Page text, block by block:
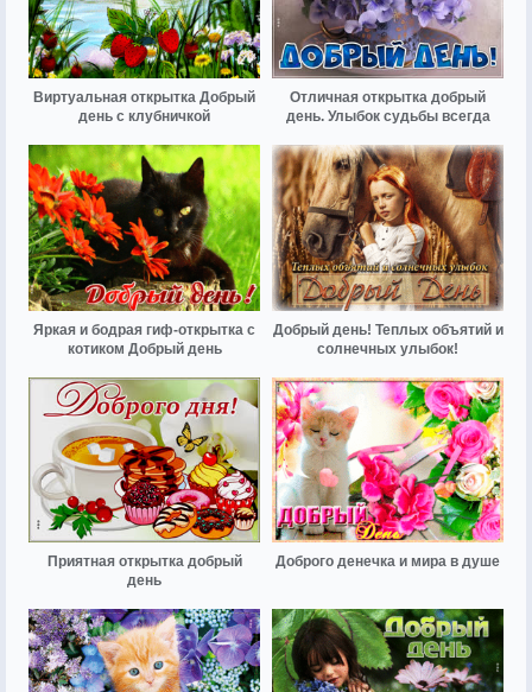
Виртуальная открытка Добрый
день с клубничкой
Отличная открытка добрый
день. Улыбок судьбы всегда
Яркая и бодрая гиф-открытка с
котиком Добрый день
Добрый день! Теплых объятий и
солнечных улыбок!
Приятная открытка добрый
день
Доброго денечка и мира в душе